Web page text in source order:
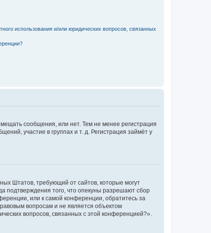
использования и/или юридических вопросов, связанных
сообщения, или нет. Тем не менее регистрация
участие в группах и т. д. Регистрация займёт у
Штатов, требующий от сайтов, которые могут
подтверждения того, что опекуны разрешают сбор
или к самой конференции, обратитесь за
вопросам и не является объектом
вопросов, связанных с этой конференцией?».